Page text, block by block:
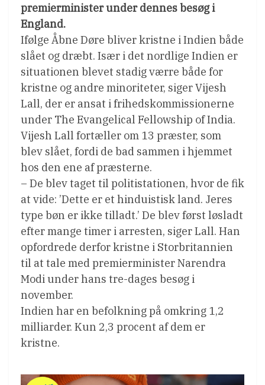
premierminister under dennes besøg i
England.
Ifølge Åbne Døre bliver kristne i Indien både
slået og dræbt. Især i det nordlige Indien er
situationen blevet stadig værre både for
kristne og andre minoriteter, siger Vijesh
Lall, der er ansat i frihedskommissionerne
under The Evangelical Fellowship of India.
Vijesh Lall fortæller om 13 præster, som
blev slået, fordi de bad sammen i hjemmet
hos den ene af præsterne.
– De blev taget til politistationen, hvor de fik
at vide: ’Dette er et hinduistisk land. Jeres
type bøn er ikke tilladt.’ De blev først løsladt
efter mange timer i arresten, siger Lall. Han
opfordrede derfor kristne i Storbritannien
til at tale med premierminister Narendra
Modi under hans tre-dages besøg i
november.
Indien har en befolkning på omkring 1,2
milliarder. Kun 2,3 procent af dem er
kristne.